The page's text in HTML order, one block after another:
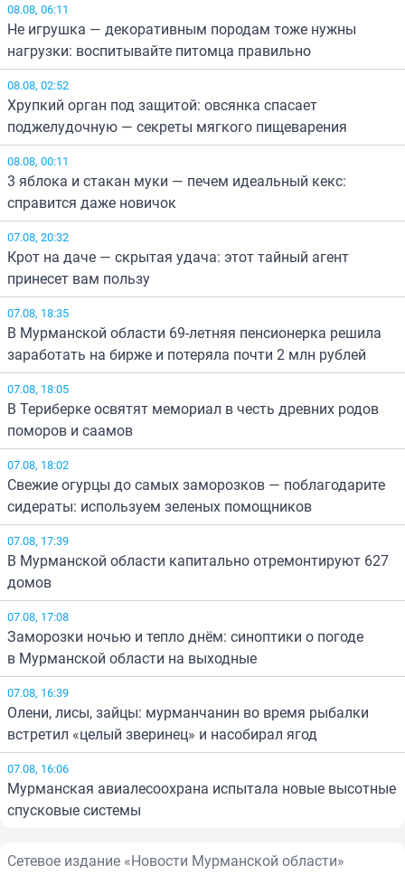
08.08, 06:11
Не игрушка — декоративным породам тоже нужны
нагрузки: воспитывайте питомца правильно
08.08, 02:52
Хрупкий орган под защитой: овсянка спасает
поджелудочную — секреты мягкого пищеварения
08.08, 00:11
3 яблока и стакан муки — печем идеальный кекс:
справится даже новичок
07.08, 20:32
Крот на даче — скрытая удача: этот тайный агент
принесет вам пользу
07.08, 18:35
В Мурманской области 69-летняя пенсионерка решила
заработать на бирже и потеряла почти 2 млн рублей
07.08, 18:05
В Териберке освятят мемориал в честь древних родов
поморов и саамов
07.08, 18:02
Свежие огурцы до самых заморозков — поблагодарите
сидераты: используем зеленых помощников
07.08, 17:39
В Мурманской области капитально отремонтируют 627
домов
07.08, 17:08
Заморозки ночью и тепло днём: синоптики о погоде
в Мурманской области на выходные
07.08, 16:39
Олени, лисы, зайцы: мурманчанин во время рыбалки
встретил «целый зверинец» и насобирал ягод
07.08, 16:06
Мурманская авиалесоохрана испытала новые высотные
спусковые системы
Сетевое издание «Новости Мурманской области»